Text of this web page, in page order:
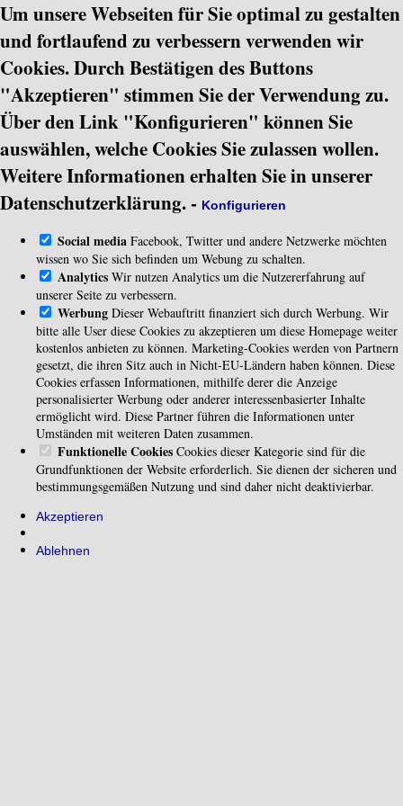
Um unsere Webseiten für Sie optimal zu gestalten
und fortlaufend zu verbessern verwenden wir
Cookies. Durch Bestätigen des Buttons
"Akzeptieren" stimmen Sie der Verwendung zu.
Über den Link "Konfigurieren" können Sie
auswählen, welche Cookies Sie zulassen wollen.
Weitere Informationen erhalten Sie in unserer
Datenschutzerklärung. - Konfigurieren
Social media Facebook, Twitter und andere Netzwerke möchten
wissen wo Sie sich befinden um Webung zu schalten.
Analytics Wir nutzen Analytics um die Nutzererfahrung auf
unserer Seite zu verbessern.
Werbung Dieser Webauftritt finanziert sich durch Werbung. Wir
bitte alle User diese Cookies zu akzeptieren um diese Homepage weiter
kostenlos anbieten zu können. Marketing-Cookies werden von Partnern
gesetzt, die ihren Sitz auch in Nicht-EU-Ländern haben können. Diese
Cookies erfassen Informationen, mithilfe derer die Anzeige
personalisierter Werbung oder anderer interessenbasierter Inhalte
ermöglicht wird. Diese Partner führen die Informationen unter
Umständen mit weiteren Daten zusammen.
Funktionelle Cookies Cookies dieser Kategorie sind für die
Grundfunktionen der Website erforderlich. Sie dienen der sicheren und
bestimmungsgemäßen Nutzung und sind daher nicht deaktivierbar.
Akzeptieren
Ablehnen